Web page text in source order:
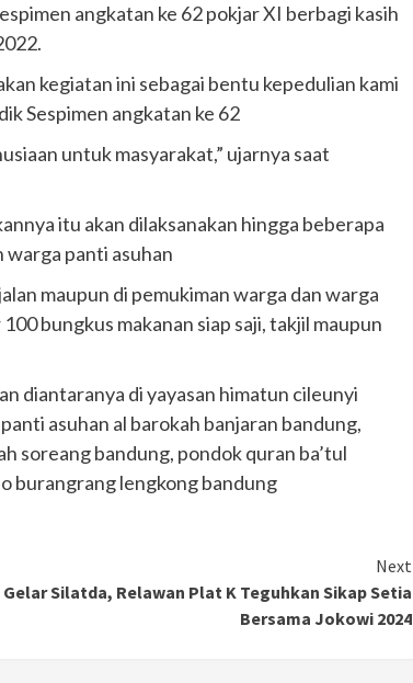
angkatan ke 62 pokjar XI berbagi kasih
kegiatan ini sebagai bentu kepedulian kami
Sespimen angkatan ke 62
untuk masyarakat,” ujarnya saat
itu akan dilaksanakan hingga beberapa
warga panti asuhan
maupun di pemukiman warga dan warga
bungkus makanan siap saji, takjil maupun
diantaranya di yayasan himatun cileunyi
asuhan al barokah banjaran bandung,
soreang bandung, pondok quran ba’tul
burangrang lengkong bandung
Next
Gelar Silatda, Relawan Plat K Teguhkan Sikap Setia
Bersama Jokowi 2024